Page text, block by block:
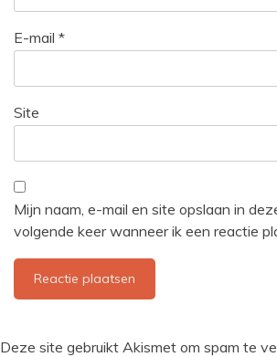
E-mail *
Site
Mijn naam, e-mail en site opslaan in
volgende keer wanneer ik een reactie
Deze site gebruikt Akismet om spam te